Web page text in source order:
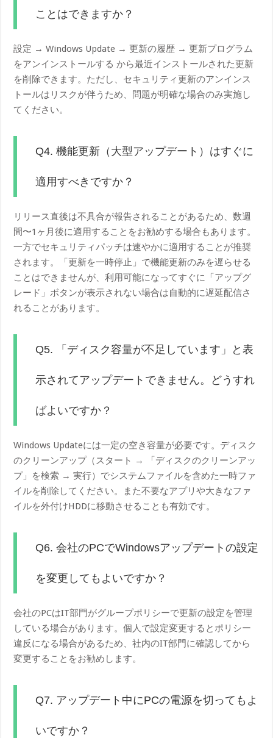
ことはできますか？
設定 → Windows Update → 更新の履歴 → 更新プログラム
をアンインストールする から最近インストールされた更新
を削除できます。ただし、セキュリティ更新のアンインス
トールはリスクが伴うため、問題が明確な場合のみ実施し
てください。
Q4. 機能更新（大型アップデート）はすぐに
適用すべきですか？
リリース直後は不具合が報告されることがあるため、数週
間〜1ヶ月後に適用することをお勧めする場合もあります。
一方でセキュリティパッチは速やかに適用することが推奨
されます。「更新を一時停止」で機能更新のみを遅らせる
ことはできませんが、利用可能になってすぐに「アップグ
レード」ボタンが表示されない場合は自動的に遅延配信さ
れることがあります。
Q5. 「ディスク容量が不足しています」と表
示されてアップデートできません。どうすれ
ばよいですか？
Windows Updateには一定の空き容量が必要です。ディスク
のクリーンアップ（スタート → 「ディスクのクリーンアッ
プ」を検索 → 実行）でシステムファイルを含めた一時ファ
イルを削除してください。また不要なアプリや大きなファ
イルを外付けHDDに移動させることも有効です。
Q6. 会社のPCでWindowsアップデートの設定
を変更してもよいですか？
会社のPCはIT部門がグループポリシーで更新の設定を管理
している場合があります。個人で設定変更するとポリシー
違反になる場合があるため、社内のIT部門に確認してから
変更することをお勧めします。
Q7. アップデート中にPCの電源を切ってもよ
いですか？